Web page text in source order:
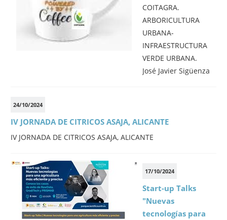
COITAGRA.
ARBORICULTURA
URBANA-
INFRAESTRUCTURA
VERDE URBANA.
José Javier Sigüenza
24/10/2024
IV JORNADA DE CITRICOS ASAJA, ALICANTE
IV JORNADA DE CITRICOS ASAJA, ALICANTE
17/10/2024
Start-up Talks
"Nuevas
tecnologías para